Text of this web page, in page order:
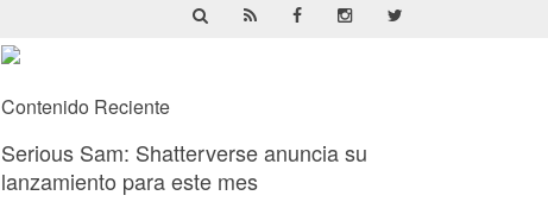
Contenido Reciente
Serious Sam: Shatterverse anuncia su
lanzamiento para este mes